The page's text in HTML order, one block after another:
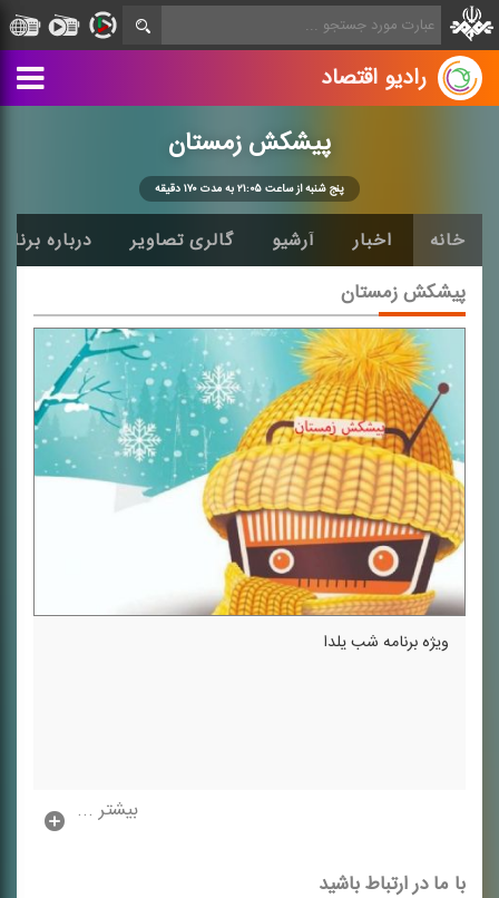
رادیو اقتصاد
پیشكش زمستان
پنج شنبه از ساعت ۲۱:۰۵ به مدت ۱۷۰ دقیقه
خانه اخبار آرشیو گالری تصاویر درباره
پیشكش زمستان
ویژه برنامه شب یلدا
بیشتر ...
با ما در ارتباط باشید